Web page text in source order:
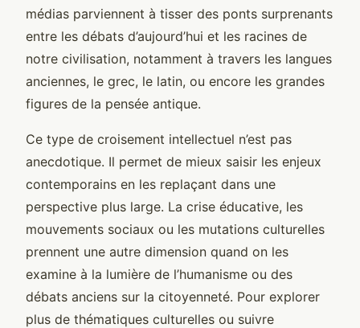
médias parviennent à tisser des ponts surprenants
entre les débats d’aujourd’hui et les racines de
notre civilisation, notamment à travers les langues
anciennes, le grec, le latin, ou encore les grandes
figures de la pensée antique.
Ce type de croisement intellectuel n’est pas
anecdotique. Il permet de mieux saisir les enjeux
contemporains en les replaçant dans une
perspective plus large. La crise éducative, les
mouvements sociaux ou les mutations culturelles
prennent une autre dimension quand on les
examine à la lumière de l’humanisme ou des
débats anciens sur la citoyenneté. Pour explorer
plus de thématiques culturelles ou suivre